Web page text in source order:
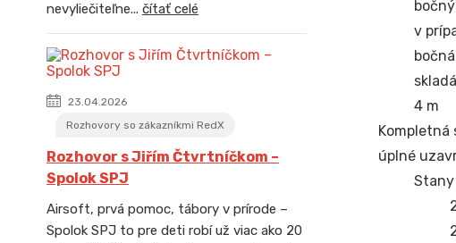
nevyliečiteľne... čítať celé
23.04.2026
Rozhovory so zákazníkmi RedX
Rozhovor s Jiřím Čtvrtníčkom –
Spolok SPJ
Airsoft, prvá pomoc, tábory v prírode –
Spolok SPJ to pre deti robí už viac ako 20
v
4 m
Kompletná
úplné
Stany